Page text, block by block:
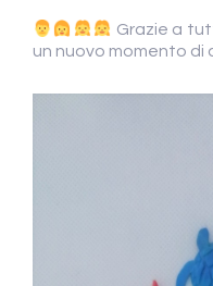
Grazie a
un nuovo momento di